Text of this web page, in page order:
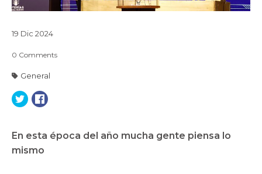
19 Dic 2024
0 Comments
General
En esta época del año mucha gente piensa lo
mismo